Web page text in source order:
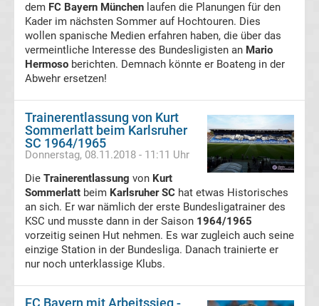
des
Jahres
Stadion
Liste
Deutschland
Transfermarkt
Bundesliga
Gerüchte
Transfergerüchte
international
dem FC Bayern München laufen die Planungen für den
Kader im nächsten Sommer auf Hochtouren. Dies
wollen spanische Medien erfahren haben, die über das
vermeintliche Interesse des Bundesligisten an Mario
Hermoso berichten. Demnach könnte er Boateng in der
Abwehr ersetzen!
Trainerentlassung von Kurt
Sommerlatt beim Karlsruher
SC 1964/1965
Donnerstag, 08.11.2018 - 11:11 Uhr
Die Trainerentlassung von Kurt
Sommerlatt beim Karlsruher SC hat etwas Historisches
an sich. Er war nämlich der erste Bundesligatrainer des
KSC und musste dann in der Saison 1964/1965
vorzeitig seinen Hut nehmen. Es war zugleich auch seine
einzige Station in der Bundesliga. Danach trainierte er
nur noch unterklassige Klubs.
FC Bayern mit Arbeitssieg -